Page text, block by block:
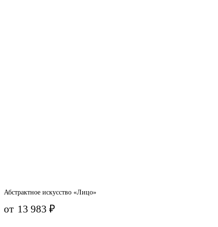
Абстрактное искусство «Лицо»
от 13 983₽